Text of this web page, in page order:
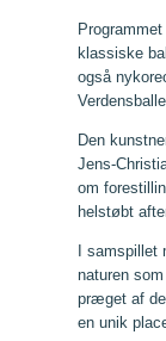
klassiske
også
Den
Jens-
om
helstøbt
I samspillet
naturen
præget af
en unik